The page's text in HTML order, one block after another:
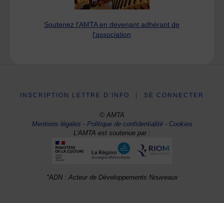
Soutenez l'AMTA en devenant adhérant de
l'association
INSCRIPTION LETTRE D’INFO SE CONNECTER
© AMTA
Mentions légales -Politique de confidentialité- Cookies
L'AMTA est soutenue par :
*ADN : Acteur de Développements Nouveaux